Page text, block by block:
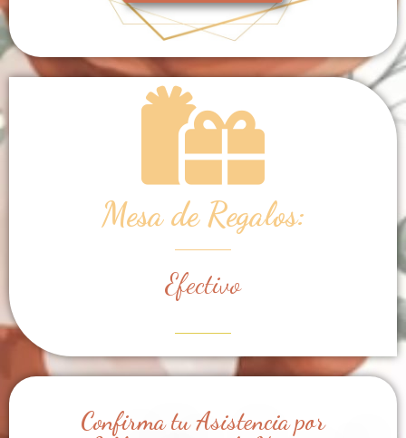
Mesa de Regalos:
Efectivo
Confirma tu Asistencia por